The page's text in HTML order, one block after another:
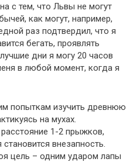
с тем, что Львы не могут
как могут, например,
раз подтвердил, что я
бегать, проявлять
дни я могу 20 часов
в любой момент, когда я
попыткам изучить древнюю
на мухах.
1-2 прыжков,
внезапность.
цель – одним ударом лапы